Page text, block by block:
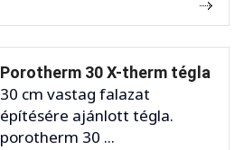
Porotherm 30 X-therm tégla
30 cm vastag falazat
építésére ajánlott tégla.
porotherm 30 ...